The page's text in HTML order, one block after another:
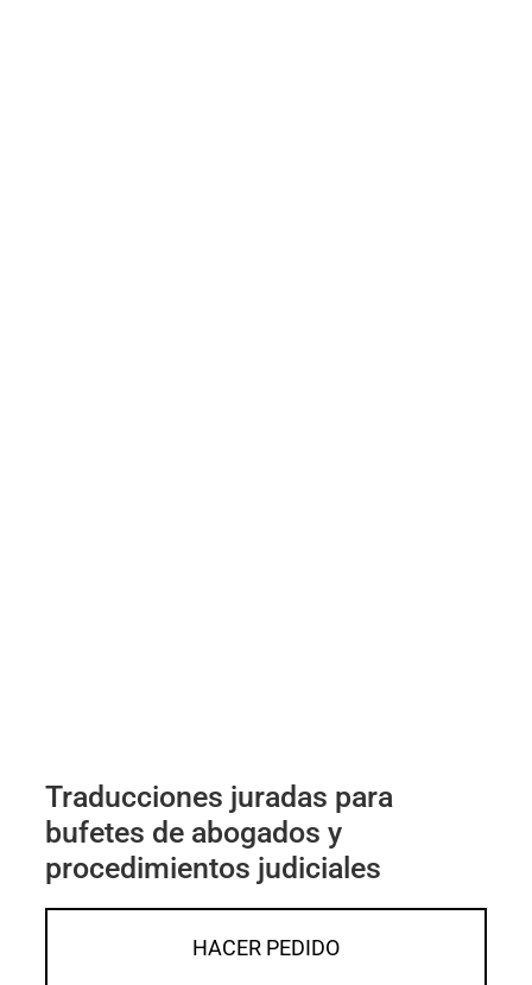
Traducciones juradas para
bufetes de abogados y
procedimientos judiciales
HACER PEDIDO